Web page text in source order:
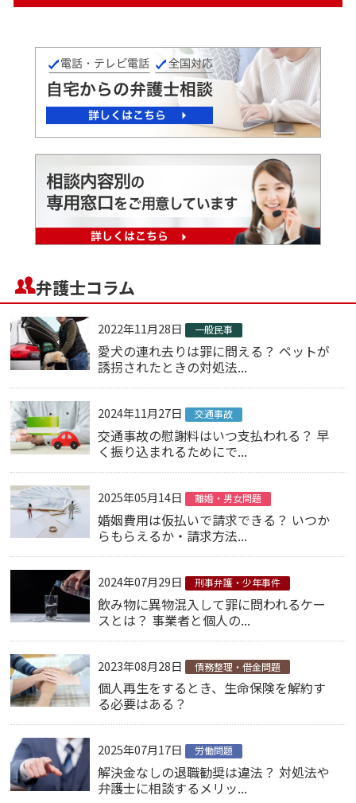
弁護士コラム
2022年11月28日 一般民事
愛犬の連れ去りは罪に問える？ ペットが
誘拐されたときの対処法...
2024年11月27日 交通事故
交通事故の慰謝料はいつ支払われる？ 早
く振り込まれるためにで...
2025年05月14日 離婚・男女問題
婚姻費用は仮払いで請求できる？ いつか
らもらえるか・請求方法...
2024年07月29日 刑事弁護・少年事件
飲み物に異物混入して罪に問われるケー
スとは？ 事業者と個人の...
2023年08月28日 債務整理・借金問題
個人再生をするとき、生命保険を解約す
る必要はある？
2025年07月17日 労働問題
解決金なしの退職勧奨は違法？ 対処法や
弁護士に相談するメリッ...